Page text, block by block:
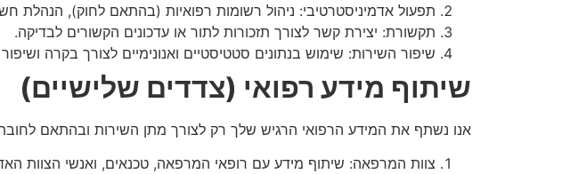
תפעול אדמיניסטרטיבי: ניהול רשומות רפואיות (בהתאם לחוק), הנהלת
תקשורת: יצירת קשר לצורך תזכורות לתור או עדכונים הקשורים לבדיקה.
שיפור השירות: שימוש בנתונים סטטיסטיים ואנונימיים לצורך בקרה
שיתוף מידע רפואי (צדדים שלישיים)
אנו נשתף את המידע הרפואי הרגיש שלך רק לצורך מתן השירות ובהתאם לחובת
צוות המרפאה: שיתוף מידע עם רופאי המרפאה, טכנאים, ואנשי הצוות